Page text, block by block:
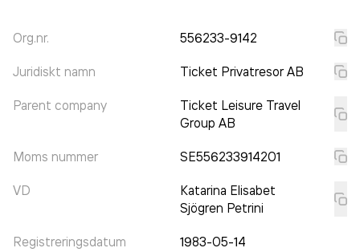
Org.nr. 556233-9142
Juridiskt namn Ticket Privatresor AB
Parent company
Ticket Leisure Travel
Group AB
Moms nummer SE556233914201
VD
Katarina Elisabet
Sjögren Petrini
Registreringsdatum 1983-05-14